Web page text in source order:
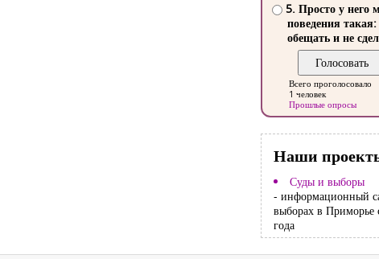
5. Просто у него
поведения такая:
обещать и не
Всего проголосовало
1 человек
Прошлые опросы
Наши
Суды и выборы
- информационный
выборах в Приморье
года